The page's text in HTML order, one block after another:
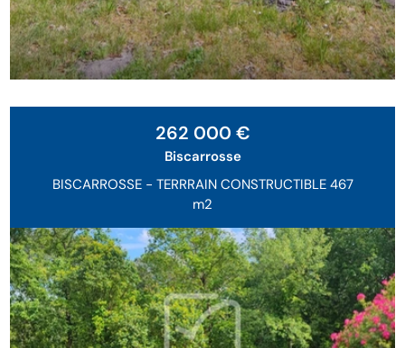
BISCARROSSE - TERRRAIN CONSTRUCTIBLE 467
m2
262 000 €
Biscarrosse